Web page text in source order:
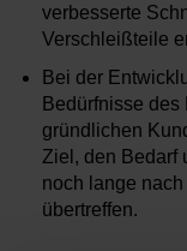
verbesserte
Verschleißteile
Bei der
Bedürfnisse
gründlichen
Ziel, den Bedarf
noch lange
übertreffen.